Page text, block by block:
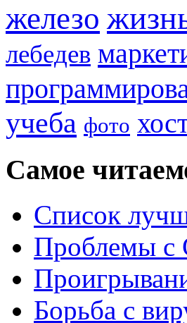
железо
лебедев
учеба фото
Самое
Список
Проблемы с
Борьба с